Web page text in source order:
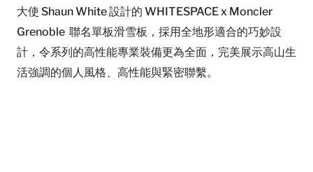
大使 Shaun White 設計的 WHITESPACE x Moncler
Grenoble 聯名單板滑雪板，採用全地形適合的巧妙設
計，令系列的高性能專業裝備更為全面，完美展示高山生
活強調的個人風格、高性能與緊密聯繫。